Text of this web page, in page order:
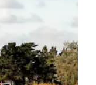
et en faisant glisser.